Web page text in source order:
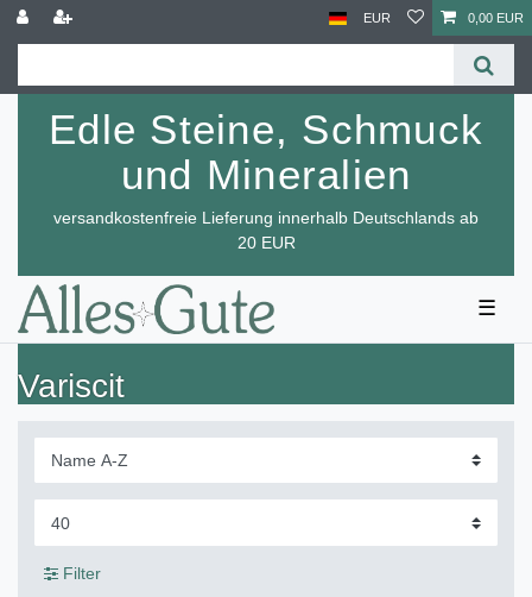
EUR 0,00 EUR
Edle Steine, Schmuck
und Mineralien
versandkostenfreie Lieferung innerhalb Deutschlands ab
20 EUR
☰
Variscit
Filter